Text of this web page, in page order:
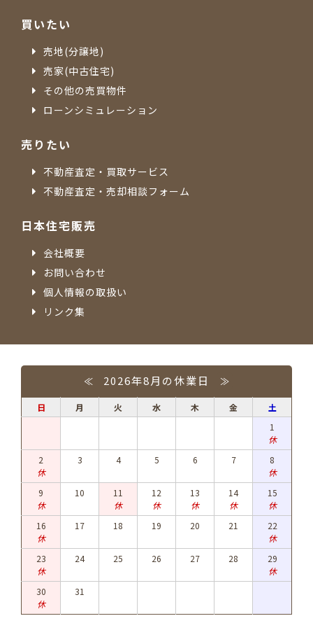
買いたい
売地(分譲地)
売家(中古住宅)
その他の売買物件
ローンシミュレーション
売りたい
不動産査定・買取サービス
不動産査定・売却相談フォーム
日本住宅販売
会社概要
お問い合わせ
個人情報の取扱い
リンク集
≪ 2026年8月の休業日 ≫
日 月 火 水 木 金
土
1
休
2
休
3 4 5 6 7
8
休
9
休
10
11
休
12
休
13
休
14
休
15
休
16
休
17 18 19 20 21
22
休
23
休
24 25 26 27 28
29
休
30
休
31